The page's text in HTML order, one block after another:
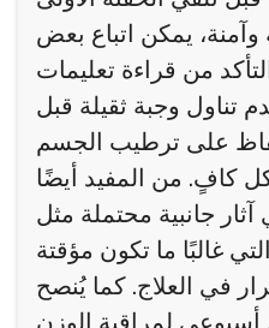
يمكن اتباع بعض
من قراءة تعليمات
تناول وجبة ثقيلة قبل
على ترطيب الجسم
كافٍ. من المفيد أيضًا
آثار جانبية محتملة مثل
غالبًا ما تكون مؤقتة
في العلاج. كما يُنصح
أسبوعي لمراقبة الوزن